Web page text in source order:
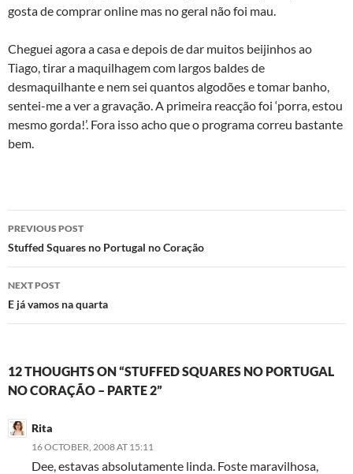
gosta de comprar online mas no geral não foi mau.
Cheguei agora a casa e depois de dar muitos beijinhos ao
Tiago, tirar a maquilhagem com largos baldes de
desmaquilhante e nem sei quantos algodões e tomar banho,
sentei-me a ver a gravação. A primeira reacção foi ‘porra, estou
mesmo gorda!’. Fora isso acho que o programa correu bastante
bem.
Post
navigation
PREVIOUS POST
Stuffed Squares no Portugal no Coração
NEXT POST
E já vamos na quarta
12 THOUGHTS ON “STUFFED SQUARES NO PORTUGAL
NO CORAÇÃO – PARTE 2”
Rita
16 OCTOBER, 2008 AT 15:11
Dee, estavas absolutamente linda. Foste maravilhosa,